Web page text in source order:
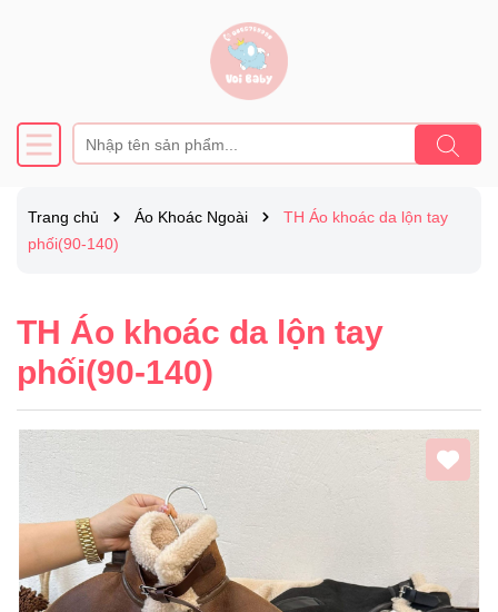
Trang chủ Áo Khoác Ngoài
TH Áo khoác da lộn tay
phối(90-140)
TH Áo khoác da lộn tay
phối(90-140)